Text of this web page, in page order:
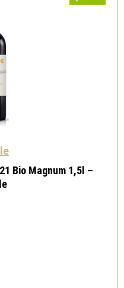
Bio Magnum 1,5l –